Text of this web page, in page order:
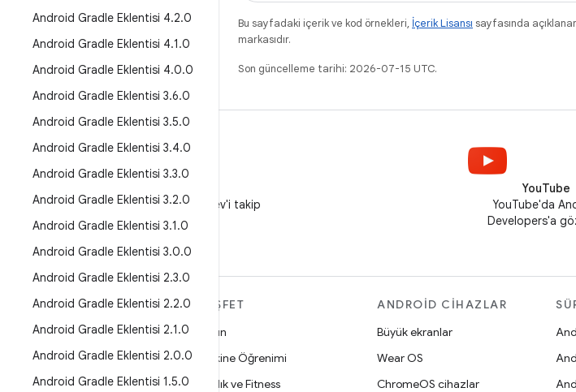
Android Gradle Eklentisi 4.2.0
Android Gradle Eklentisi 4.1.0
Android Gradle Eklentisi 4.0.0
Android Gradle Eklentisi 3.6.0
Android Gradle Eklentisi 3.5.0
Android Gradle Eklentisi 3.4.0
Android Gradle Eklentisi 3.3.0
Android Gradle Eklentisi 3.2.0
Android Gradle Eklentisi 3.1.0
Android Gradle Eklentisi 3.0.0
Android Gradle Eklentisi 2.3.0
Android Gradle Eklentisi 2.2.0
Android Gradle Eklentisi 2.1.0
Android Gradle Eklentisi 2.0.0
Android Gradle Eklentisi 1.5.0
Bu sayfadaki içerik ve kod örnekleri, İçerik Lisansı sayfasında
markasıdır.
Son güncelleme tarihi: 2026-07-15 UTC.
X'te @AndroidDev'i takip
edin
YouTube
YouTube'da
Developers'a
ANDROID HAKKINDA
Android
İşletmeler için Android
KEŞFET
Oyun
Makine Öğrenimi
Sağlık ve Fitness
ANDROID CIHAZLAR
Büyük ekranlar
Wear OS
ChromeOS cihazlar